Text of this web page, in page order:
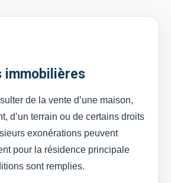
immobilières
de la vente d’une maison,
d’un terrain ou de certains droits
exonérations peuvent
pour la résidence principale
sont remplies.